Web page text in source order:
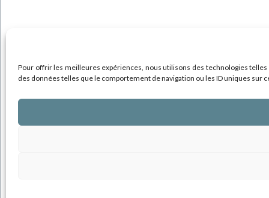
Pour offrir les meilleures expériences, nous utilisons des technologies
des données telles que le comportement de navigation ou les ID uniques